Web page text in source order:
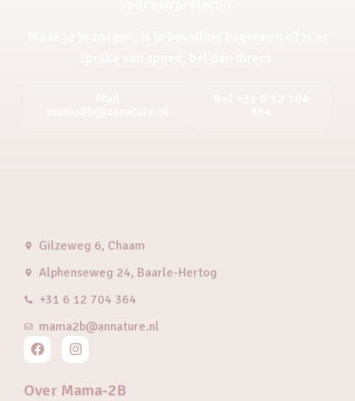
Gilzeweg 6, Chaam
Alphenseweg 24, Baarle-Hertog
+31 6 12 704 364
mama2b@annature.nl
Over Mama-2B